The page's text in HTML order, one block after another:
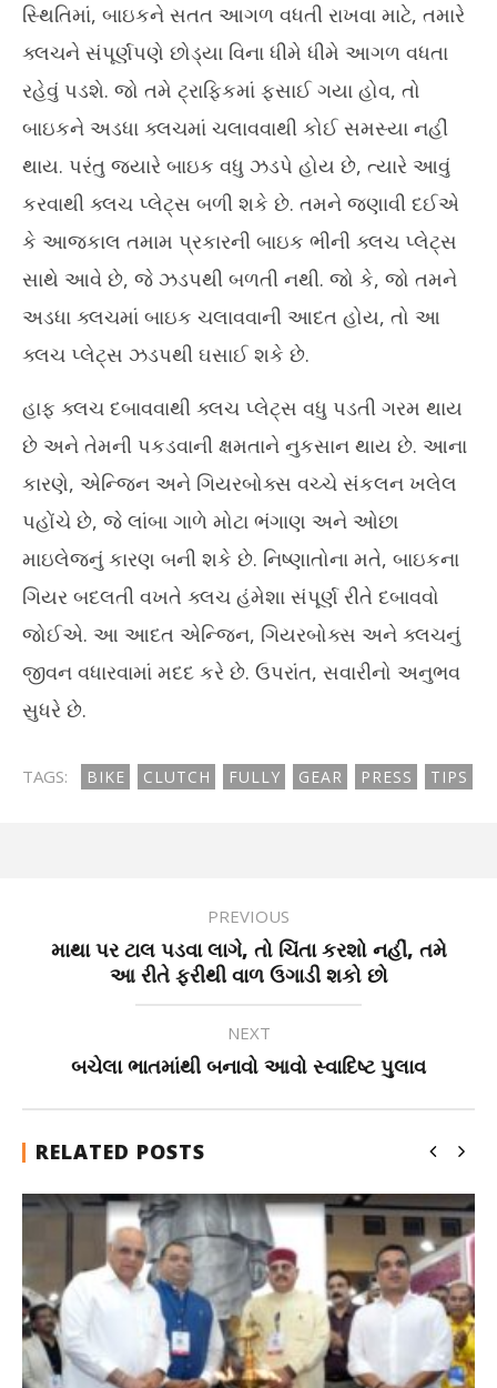
સ્થિતિમાં, બાઇકને સતત આગળ વધતી રાખવા માટે, તમારે
ક્લચને સંપૂર્ણપણે છોડ્યા વિના ધીમે ધીમે આગળ વધતા
રહેવું પડશે. જો તમે ટ્રાફિકમાં ફસાઈ ગયા હોવ, તો
બાઇકને અડધા ક્લચમાં ચલાવવાથી કોઈ સમસ્યા નહીં
થાય. પરંતુ જ્યારે બાઇક વધુ ઝડપે હોય છે, ત્યારે આવું
કરવાથી ક્લચ પ્લેટ્સ બળી શકે છે. તમને જણાવી દઈએ
કે આજકાલ તમામ પ્રકારની બાઇક ભીની ક્લચ પ્લેટ્સ
સાથે આવે છે, જે ઝડપથી બળતી નથી. જો કે, જો તમને
અડધા ક્લચમાં બાઇક ચલાવવાની આદત હોય, તો આ
ક્લચ પ્લેટ્સ ઝડપથી ઘસાઈ શકે છે.
હાફ ક્લચ દબાવવાથી ક્લચ પ્લેટ્સ વધુ પડતી ગરમ થાય
છે અને તેમની પકડવાની ક્ષમતાને નુકસાન થાય છે. આના
કારણે, એન્જિન અને ગિયરબોક્સ વચ્ચે સંકલન ખલેલ
પહોંચે છે, જે લાંબા ગાળે મોટા ભંગાણ અને ઓછા
માઇલેજનું કારણ બની શકે છે. નિષ્ણાતોના મતે, બાઇકના
ગિયર બદલતી વખતે ક્લચ હંમેશા સંપૂર્ણ રીતે દબાવવો
જોઈએ. આ આદત એન્જિન, ગિયરબોક્સ અને ક્લચનું
જીવન વધારવામાં મદદ કરે છે. ઉપરાંત, સવારીનો અનુભવ
સુધરે છે.
TAGS: BIKE CLUTCH FULLY GEAR PRESS TIPS
PREVIOUS
માથા પર ટાલ પડવા લાગે, તો ચિંતા કરશો નહીં, તમે
આ રીતે ફરીથી વાળ ઉગાડી શકો છો
NEXT
બચેલા ભાતમાંથી બનાવો આવો સ્વાદિષ્ટ પુલાવ
RELATED POSTS